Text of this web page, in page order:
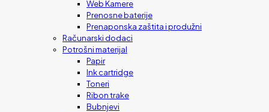
Web Kamere
Prenosne baterije
Prenaponska zaštita i produžni
Računarski dodaci
Potrošni materijal
Papir
Ink cartridge
Toneri
Ribon trake
Bubnjevi